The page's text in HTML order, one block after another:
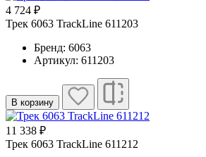
4 724 ₽
Трек 6063 TrackLine 611203
Бренд: 6063
Артикул: 611203
В корзину
11 338 ₽
Трек 6063 TrackLine 611212